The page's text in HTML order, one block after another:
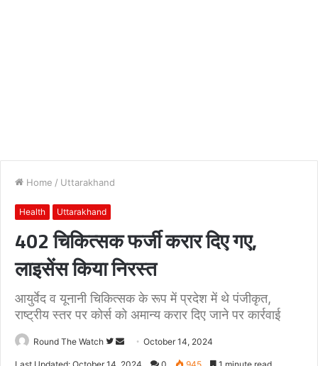
Home / Uttarakhand
Health Uttarakhand
402 चिकित्सक फर्जी करार दिए गए,
लाइसेंस किया निरस्त
आयुर्वेद व यूनानी चिकित्सक के रूप में प्रदेश में थे पंजीकृत,
राष्ट्रीय स्तर पर कोर्स को अमान्य करार दिए जाने पर कार्रवाई
Round The Watch
Follow
SendOctober 14, 2024